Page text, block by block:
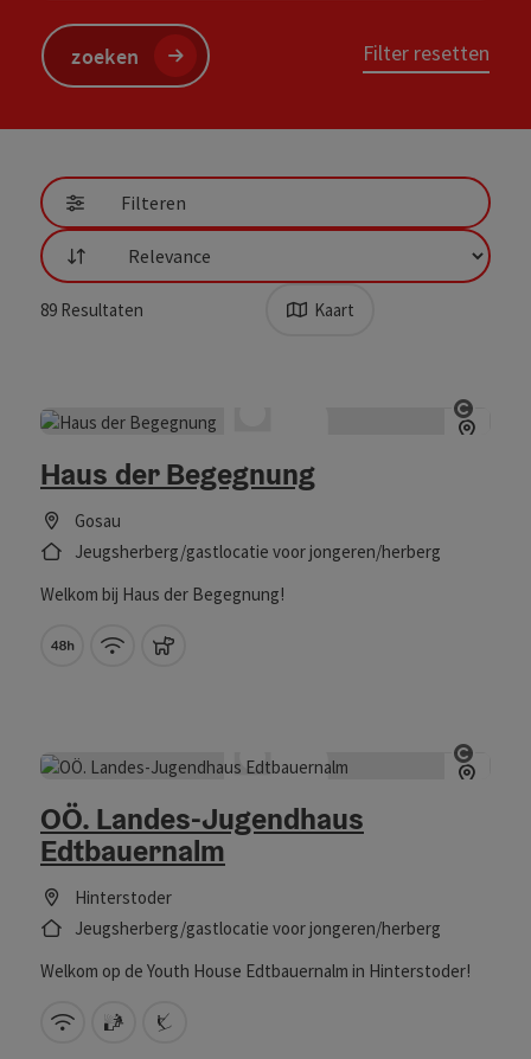
zoeken Filter resetten
Filteren
Filtering
89 Resultaten Kaart
Start
Haus der Begegnung
Gosau
Jeugsherberg/gastlocatie voor jongeren/herberg
Welkom bij Haus der Begegnung!
Gratis annuleren tot 48 uur voor
W-LAN (gratis)
Huisdieren toegestaan
Start
OÖ. Landes-Jugendhaus
Edtbauernalm
Hinterstoder
Jeugsherberg/gastlocatie voor jongeren/herberg
Welkom op de Youth House Edtbauernalm in Hinterstoder!
W-LAN (gratis)
Sauna